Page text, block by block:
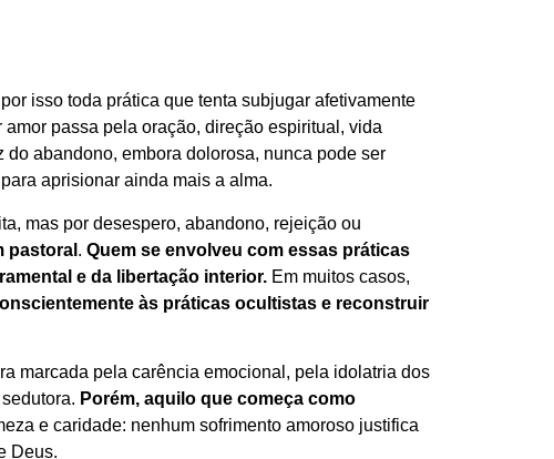
isso toda prática que tenta subjugar afetivamente
amor passa pela oração, direção espiritual, vida
abandono, embora dolorosa, nunca pode ser
aprisionar ainda mais a alma.
mas por desespero, abandono, rejeição ou
pastoral . Quem se envolveu com essas práticas
e da libertação interior. Em muitos casos,
às práticas ocultistas e reconstruir
marcada pela carência emocional, pela idolatria dos
Porém, aquilo que começa como
e caridade: nenhum sofrimento amoroso justifica
Deus.